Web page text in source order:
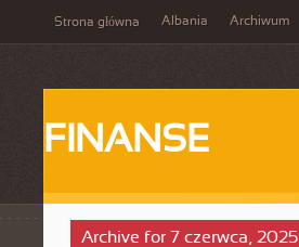
Strona główna Albania Archiwum
FINANSE
Archive for 7 czerwca, 2025